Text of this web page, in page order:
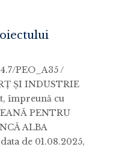
PEO_A35 /
ȘI INDUSTRIE
împreună cu
PENTRU
ALBA
de 01.08.2025,